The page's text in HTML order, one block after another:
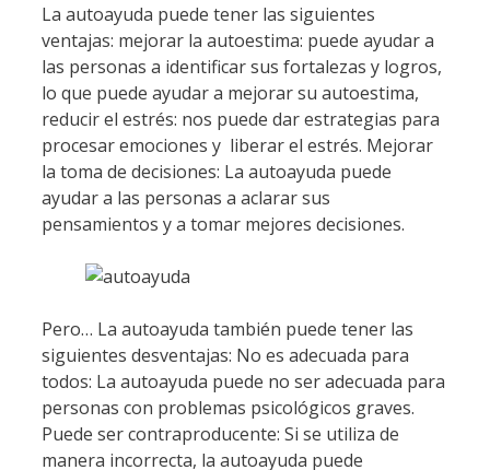
La autoayuda puede tener las siguientes
ventajas: mejorar la autoestima: puede ayudar a
las personas a identificar sus fortalezas y logros,
lo que puede ayudar a mejorar su autoestima,
reducir el estrés: nos puede dar estrategias para
procesar emociones y liberar el estrés. Mejorar
la toma de decisiones: La autoayuda puede
ayudar a las personas a aclarar sus
pensamientos y a tomar mejores decisiones.
Pero… La autoayuda también puede tener las
siguientes desventajas: No es adecuada para
todos: La autoayuda puede no ser adecuada para
personas con problemas psicológicos graves.
Puede ser contraproducente: Si se utiliza de
manera incorrecta, la autoayuda puede